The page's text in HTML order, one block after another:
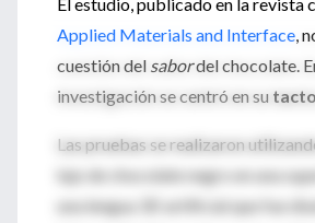
Applied Materials and Interface,
cuestión del sabordel chocolate.
investigación se centró en su
Las pruebas se realizaron
lujo de chocolate negro en una
una lengua 3D artificial que fue